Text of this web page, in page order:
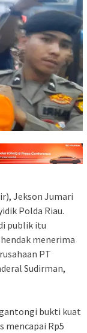
Jekson Jumari
Polda Riau.
publik itu
menerima
PT
Sudirman,
bukti kuat
mencapai Rp5